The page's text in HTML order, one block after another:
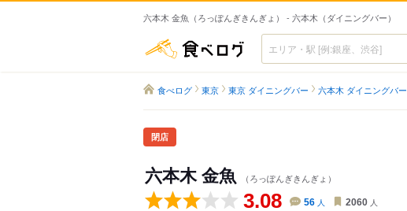
六本木 金魚（ろっぽんぎきんぎょ） - 六本木（ダイニングバー）
食べログ
食べログ 東京 東京 ダイニングバー 六本木 ダイニングバー
閉店
六本木 金魚 （ろっぽんぎきんぎょ）
3.08 56 人 2060 人